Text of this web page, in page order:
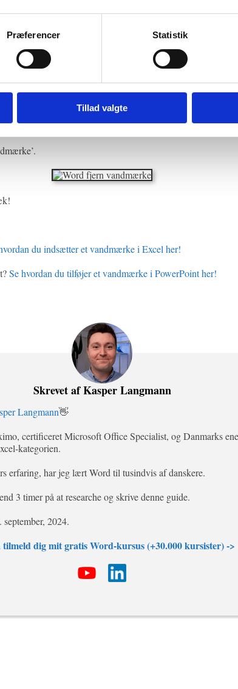
Præferencer Statistik
Tillad valgte
til højre på båndet.
Trin 3
du indsætter et vandmærke i Excel her!
Se hvordan du tilføjer et vandmærke i PowerPoint her!
Skrevet af Kasper Langmann
Langmann👋
certificeret Microsoft Office Specialist, og Danmarks
kategorien.
erfaring, har jeg lært Word til tusindvis af danskere.
3 timer på at researche og skrive denne guide.
2024.
tilmeld dig mit gratis Word-kursus (+30.000 kursister) ->